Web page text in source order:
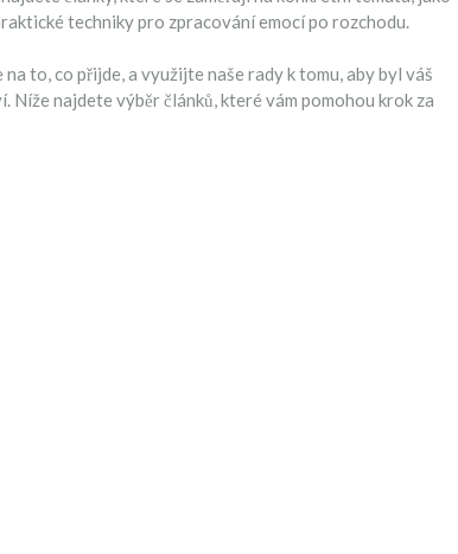
techniky pro zpracování emocí po rozchodu.
to, co přijde, a využijte naše rady k tomu, aby byl váš
najdete výběr článků, které vám pomohou krok za